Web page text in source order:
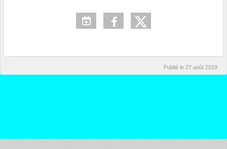
Publié le 27 août 2019